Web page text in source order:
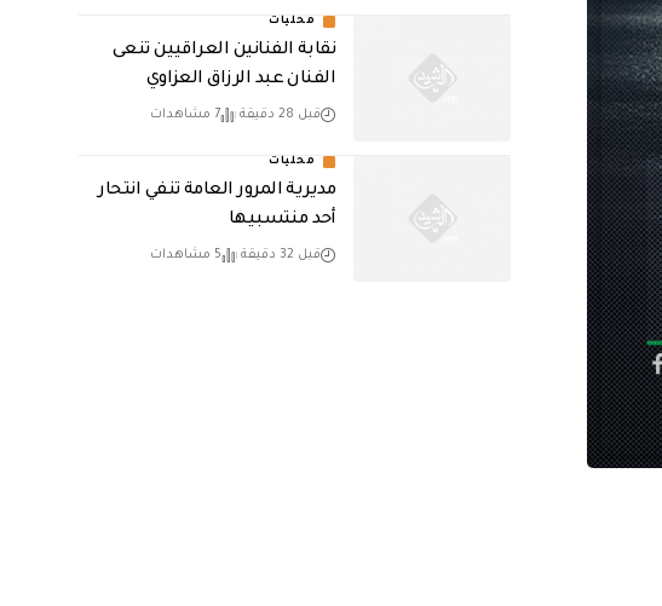
محليات
نقابة الفنانين العراقيين تنعى
الفنان عبد الرزاق العزاوي
قبل 28 دقيقة 7 مشاهدات
محليات
مديرية المرور العامة تنفي انتحار
أحد منتسبيها
قبل 32 دقيقة 5 مشاهدات